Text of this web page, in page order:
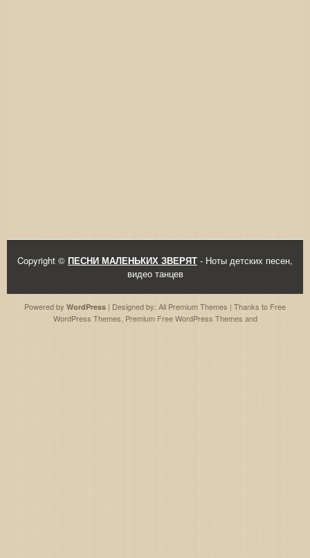
Copyright © ПЕСНИ МАЛЕНЬКИХ ЗВЕРЯТ - Ноты детских песен,
видео танцев
Powered by WordPress | Designed by: All Premium Themes | Thanks to Free
WordPress Themes Premium Free WordPress Themes and